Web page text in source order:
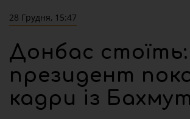
28 Грудня, 15:47
Донбас стоїть:
президент
кадри із